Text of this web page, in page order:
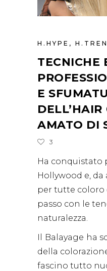
H.HYPE ,
TECNICHE
E
AMATO DI
3
Ha conquistato
Hollywood e, da
per tutte coloro
passo con le
naturalezza.
Il
Balayage ha
della
fascino tutto